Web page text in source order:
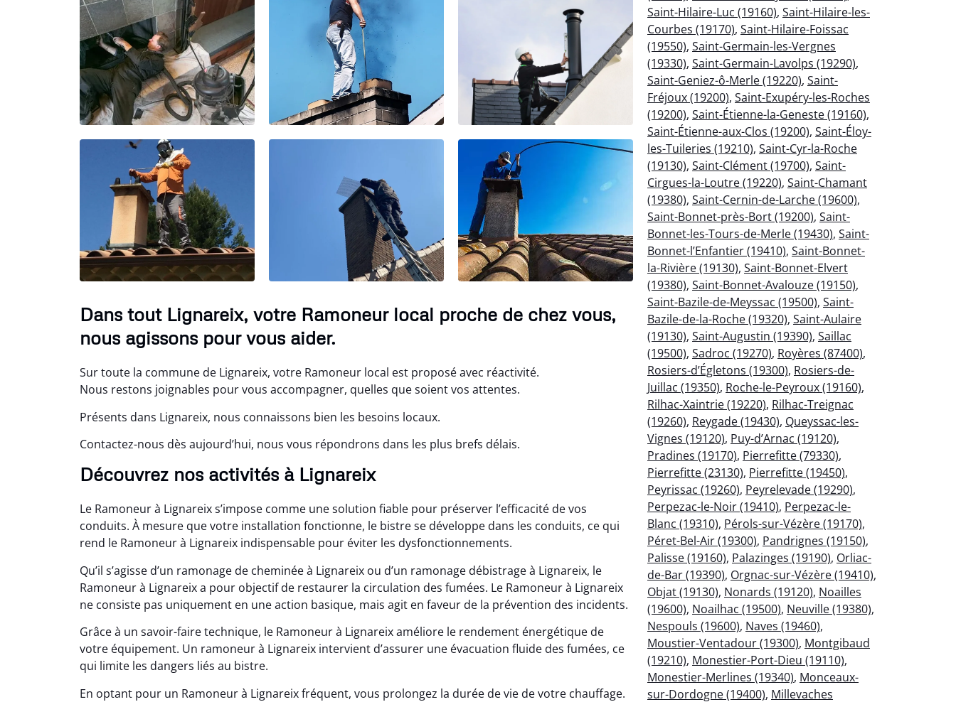
Dans tout Lignareix, votre Ramoneur local proche de chez vous,
nous agissons pour vous aider.
Sur toute la commune de Lignareix, votre Ramoneur local est proposé avec réactivité.
Nous restons joignables pour vous accompagner, quelles que soient vos attentes.
Présents dans Lignareix, nous connaissons bien les besoins locaux.
Contactez-nous dès aujourd’hui, nous vous répondrons dans les plus brefs délais.
Découvrez nos activités à Lignareix
Le Ramoneur à Lignareix s’impose comme une solution fiable pour préserver l’efficacité de vos
conduits. À mesure que votre installation fonctionne, le bistre se développe dans les conduits, ce qui
rend le Ramoneur à Lignareix indispensable pour éviter les dysfonctionnements.
Qu’il s’agisse d’un ramonage de cheminée à Lignareix ou d’un ramonage débistrage à Lignareix, le
Ramoneur à Lignareix a pour objectif de restaurer la circulation des fumées. Le Ramoneur à Lignareix
ne consiste pas uniquement en une action basique, mais agit en faveur de la prévention des incidents.
Grâce à un savoir-faire technique, le Ramoneur à Lignareix améliore le rendement énergétique de
votre équipement. Un ramoneur à Lignareix intervient d’assurer une évacuation fluide des fumées, ce
qui limite les dangers liés au bistre.
En optant pour un Ramoneur à Lignareix fréquent, vous prolongez la durée de vie de votre chauffage.
Saint-Hilaire-Luc (19160), Saint-Hilaire-les-
Courbes (19170), Saint-Hilaire-Foissac
(19550), Saint-Germain-les-Vergnes
(19330), Saint-Germain-Lavolps (19290),
Saint-Geniez-ô-Merle (19220), Saint-
Fréjoux (19200), Saint-Exupéry-les-Roches
(19200), Saint-Étienne-la-Geneste (19160),
Saint-Étienne-aux-Clos (19200), Saint-Éloy-
les-Tuileries (19210), Saint-Cyr-la-Roche
(19130), Saint-Clément (19700), Saint-
Cirgues-la-Loutre (19220), Saint-Chamant
(19380), Saint-Cernin-de-Larche (19600),
Saint-Bonnet-près-Bort (19200), Saint-
Bonnet-les-Tours-de-Merle (19430), Saint-
Bonnet-l’Enfantier (19410), Saint-Bonnet-
la-Rivière (19130), Saint-Bonnet-Elvert
(19380), Saint-Bonnet-Avalouze (19150),
Saint-Bazile-de-Meyssac (19500), Saint-
Bazile-de-la-Roche (19320), Saint-Aulaire
(19130), Saint-Augustin (19390), Saillac
(19500), Sadroc (19270), Royères (87400),
Rosiers-d’Égletons (19300), Rosiers-de-
Juillac (19350), Roche-le-Peyroux (19160),
Rilhac-Xaintrie (19220), Rilhac-Treignac
(19260), Reygade (19430), Queyssac-les-
Vignes (19120), Puy-d’Arnac (19120),
Pradines (19170), Pierrefitte (79330),
Pierrefitte (23130), Pierrefitte (19450),
Peyrissac (19260), Peyrelevade (19290),
Perpezac-le-Noir (19410), Perpezac-le-
Blanc (19310), Pérols-sur-Vézère (19170),
Péret-Bel-Air (19300), Pandrignes (19150),
Palisse (19160), Palazinges (19190), Orliac-
de-Bar (19390), Orgnac-sur-Vézère (19410),
Objat (19130), Nonards (19120), Noailles
(19600), Noailhac (19500), Neuville (19380),
Nespouls (19600), Naves (19460),
Moustier-Ventadour (19300), Montgibaud
(19210), Monestier-Port-Dieu (19110),
Monestier-Merlines (19340), Monceaux-
sur-Dordogne (19400), Millevaches